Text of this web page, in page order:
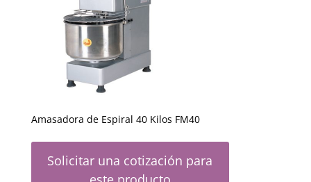
Amasadora de Espiral 40 Kilos FM40
Solicitar una cotización para